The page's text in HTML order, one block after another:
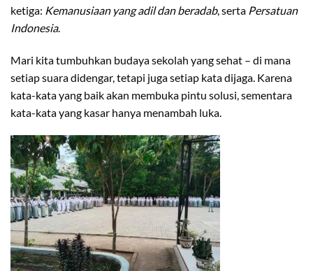
ketiga: Kemanusiaan yang adil dan beradab, serta Persatuan
Indonesia.
Mari kita tumbuhkan budaya sekolah yang sehat – di mana
setiap suara didengar, tetapi juga setiap kata dijaga. Karena
kata-kata yang baik akan membuka pintu solusi, sementara
kata-kata yang kasar hanya menambah luka.